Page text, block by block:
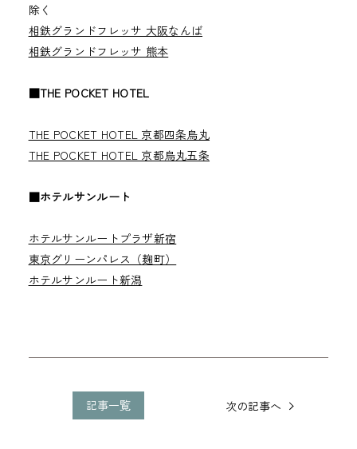
除く
相鉄グランドフレッサ 大阪なんば
相鉄グランドフレッサ 熊本
■THE POCKET HOTEL
THE POCKET HOTEL 京都四条烏丸
THE POCKET HOTEL 京都烏丸五条
■ホテルサンルート
ホテルサンルートプラザ新宿
東京グリーンパレス（麹町）
ホテルサンルート新潟
記事一覧 次の記事へ